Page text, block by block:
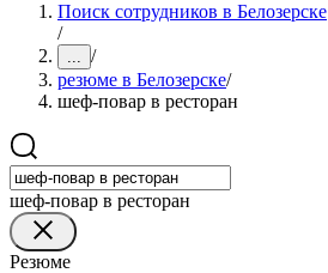
Поиск сотрудников в Белозерске
/
... /
резюме в Белозерске/
шеф-повар в ресторан
шеф-повар в ресторан
Резюме